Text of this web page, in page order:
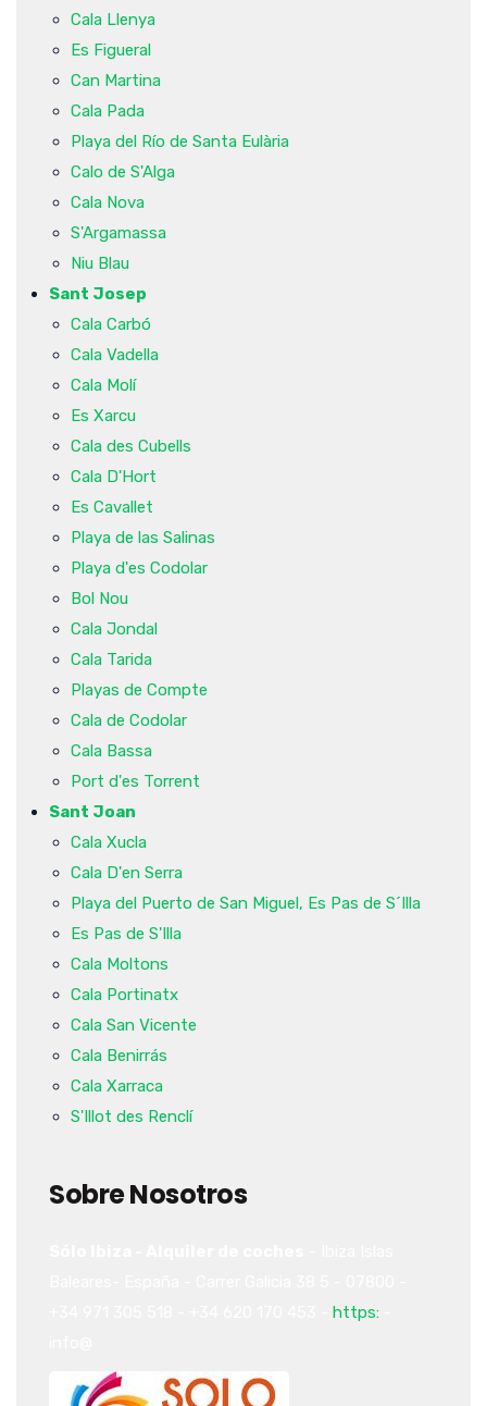
Cala Llenya
Es Figueral
Can Martina
Cala Pada
Playa del Río de Santa Eulària
Calo de S'Alga
Cala Nova
S'Argamassa
Niu Blau
Sant Josep
Cala Carbó
Cala Vadella
Cala Molí
Es Xarcu
Cala des Cubells
Cala D'Hort
Es Cavallet
Playa de las Salinas
Playa d'es Codolar
Bol Nou
Cala Jondal
Cala Tarida
Playas de Compte
Cala de Codolar
Cala Bassa
Port d'es Torrent
Sant Joan
Cala Xucla
Cala D'en Serra
Playa del Puerto de San Miguel, Es Pas de S´Illa
Es Pas de S'Illa
Cala Moltons
Cala Portinatx
Cala San Vicente
Cala Benirrás
Cala Xarraca
S'Illot des Renclí
Sobre Nosotros
https: